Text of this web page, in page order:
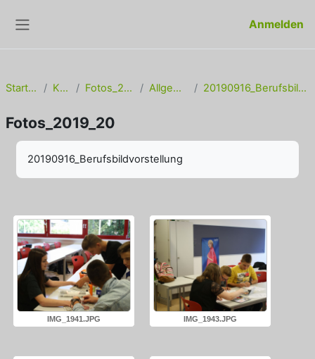
Anmelden
Startseite Kurse Fotos_2019_20 Allgemeines 20190916_Berufsbildvorstellung
Fotos_2019_20
20190916_Berufsbildvorstellung
IMG_1941.JPG IMG_1943.JPG